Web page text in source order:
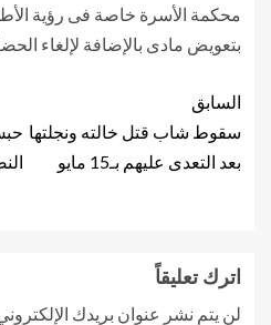
محكمة الأسرة خاصة فى رؤية
بتعويض مادى بالإضافة لإلغاء
السابق
سقوط شاب قتل خالته ونجلتها
بعد التعدى عليهم بـ15 مايو
اترك تعليقاً
لن يتم نشر عنوان بريدك